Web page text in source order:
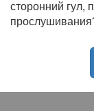
сторонний гул,
на замену
радостью